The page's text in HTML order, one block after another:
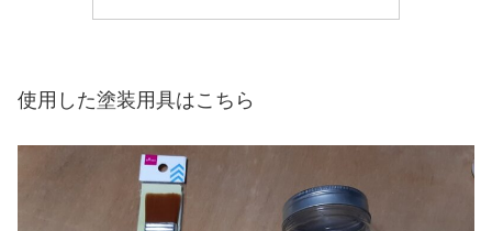
使用した塗装用具はこちら